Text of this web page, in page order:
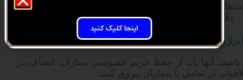
جدی داشته باشد. بنابراین، پزشکان باید بسیار دقیق و
دقت کنند.
باشند. آنها باید از حفظ حریم خصوصی بیماران، انصاف در
در تعامل با بیماران پیروی کنند.
اینجا کلیک کنید